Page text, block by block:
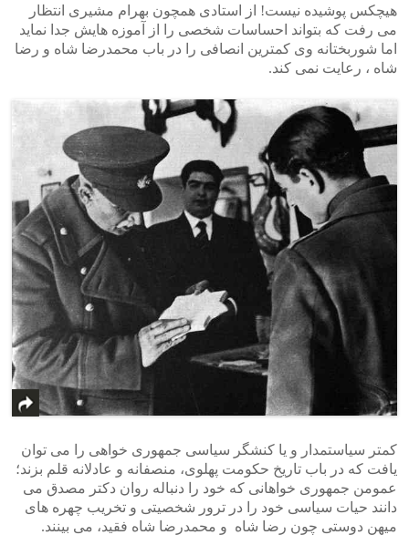
هیچکس پوشیده نیست! از استادی همچون بهرام مشیری انتظار
می رفت که بتواند احساسات شخصی را از آموزه هایش جدا نماید
اما شوربختانه وی کمترین انصافی را در باب محمدرضا شاه و رضا
شاه ، رعایت نمی کند.
کمتر سیاستمدار و یا کنشگر سیاسی جمهوری خواهی را می توان
یافت که در باب تاریخ حکومت پهلوی، منصفانه و عادلانه قلم بزند؛
عمومن جمهوری خواهانی که خود را دنباله روان دکتر مصدق می
دانند حیات سیاسی خود را در ترور شخصیتی و تخریب چهره های
میهن دوستی چون رضا شاه و محمدرضا شاه فقید، می بینند.